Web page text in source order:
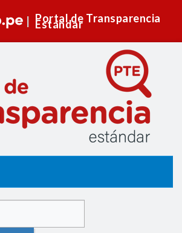
Portal de Transparencia
Estándar